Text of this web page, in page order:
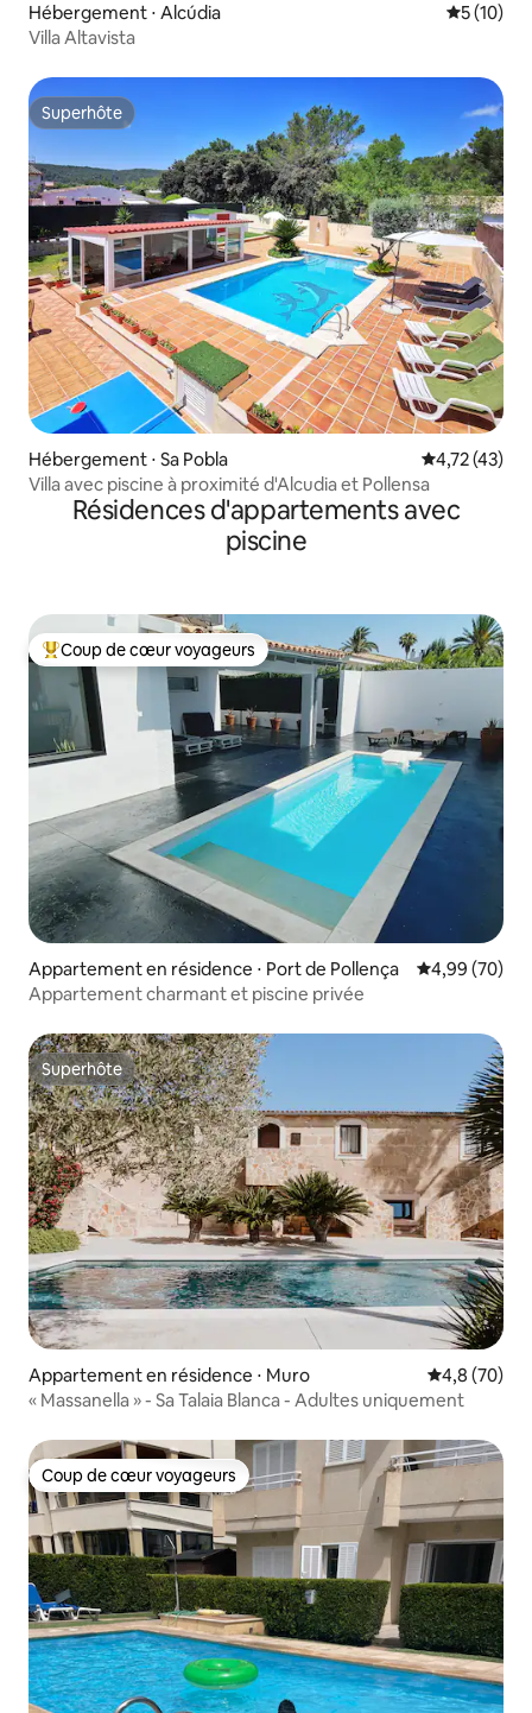
Hébergement ⋅ Alcúdia
5 (10)
Villa Altavista
Superhôte
Superhôte
Hébergement ⋅ Sa Pobla Évaluation
4,72 (43)
Villa avec piscine à proximité d'Alcudia et Pollensa
Résidences d'appartements avec
piscine
Coups de cœur voyageurs les plus appréciés
Coup de cœur voyageurs
Appartement en résidence ⋅ Port de Pollença Évaluation
4,99 (70)
Appartement charmant et piscine privée
Superhôte
Superhôte
Appartement en résidence ⋅ Muro Évaluation
4,8 (70)
« Massanella » - Sa Talaia Blanca - Adultes uniquement
Coup de cœur voyageurs
Coup de cœur voyageurs